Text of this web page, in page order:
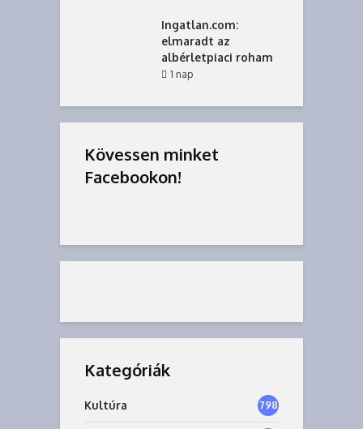
Ingatlan.com:
elmaradt az
albérletpiaci roham
1 nap
Kövessen minket
Facebookon!
Kategóriák
Kultúra 798